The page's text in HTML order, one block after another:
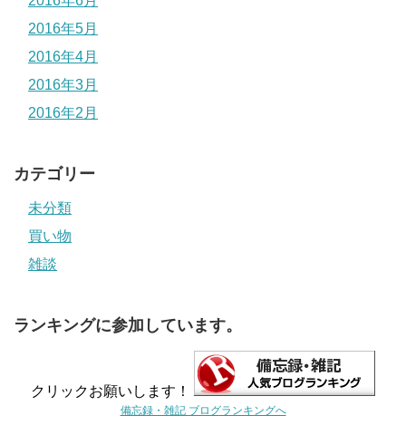
2016年5月
2016年4月
2016年3月
2016年2月
カテゴリー
未分類
買い物
雑談
ランキングに参加しています。
クリックお願いします！
備忘録・雑記 ブログランキングへ